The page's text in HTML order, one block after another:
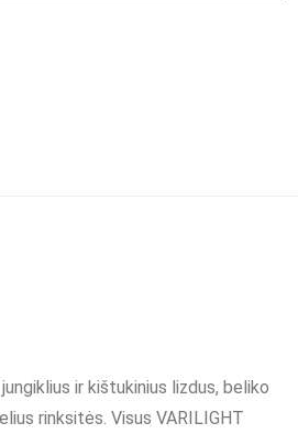
ir kištukinius lizdus, beliko
rinksitės. Visus VARILIGHT